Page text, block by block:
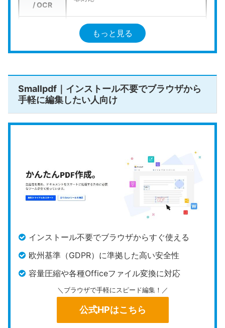
/ OCR
非対応
公式HP
https://www.cube-soft.jp/cubepdfutili
ty/
キューブ・ソフトが開発するCubePDF Utilityは、
料のユーティリティソフトです。有料版への誘導や
ポップアップ広告の表示が一切ないため、ストレス
なく作業を進めらます。
本製品の大きなメリットは、すべての処理がインタ
ーネットへ送信されずローカルPC内で完結する点。
クラウドにファイルをアップロードする必要がない
ため、企業秘の契約書や個人情報を含むドキュメン
す。
CR、電子印鑑などの高度な実務機能は搭載されてい
もっと見る
Smallpdf｜インストール不要でブラウザから
手軽に編集したい人向け
インストール不要でブラウザからすぐ使える
欧州基準（GDPR）に準拠した高い安全性
容量圧縮や各種Officeファイル変換に対応
＼ブラウザで手軽にスピード編集！／
公式HPはこちら